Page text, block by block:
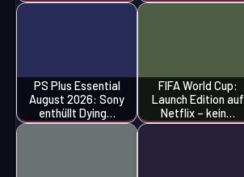
PS Plus Essential
August 2026: Sony
enthüllt Dying…
FIFA World Cup:
Launch Edition auf
Netflix – kein…